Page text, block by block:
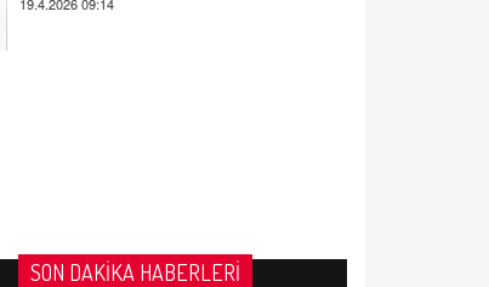
SON DAKİKA HABERLERİ